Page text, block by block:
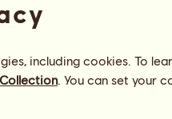
including cookies. To
. You can set your